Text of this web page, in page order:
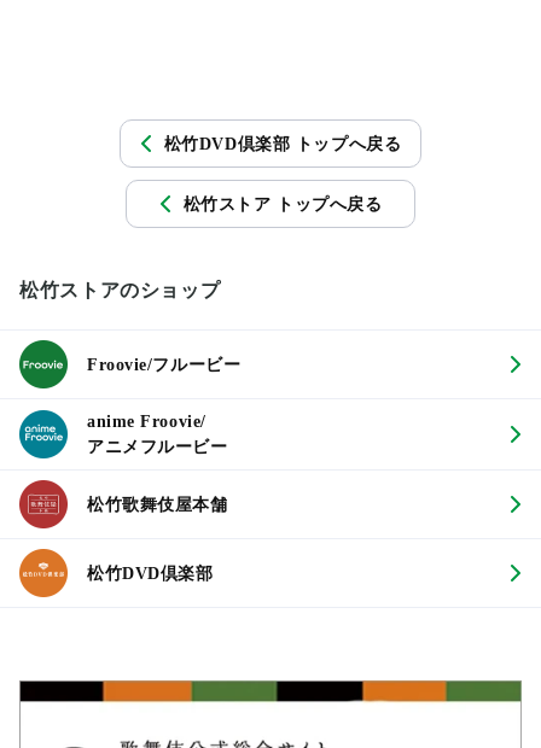
松竹DVD倶楽部 トップへ戻る
松竹ストア トップへ戻る
松竹ストアのショップ
Froovie/フルービー
anime Froovie/
アニメフルービー
松竹歌舞伎屋本舗
松竹DVD倶楽部